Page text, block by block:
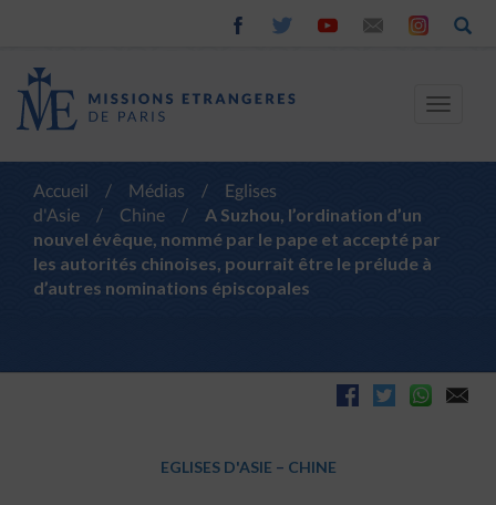
Toggle
Accueil / Médias /
Eglises
d'Asie
/ Chine /
A Suzhou, l’ordination d’un
nouvel évêque, nommé par le pape et accepté par
les autorités chinoises, pourrait être le prélude à
d’autres nominations épiscopales
EGLISES D'ASIE – CHINE